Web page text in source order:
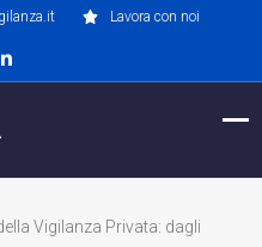
Lavora con noi
LinkedIn
Vigilanza Privata: dagli